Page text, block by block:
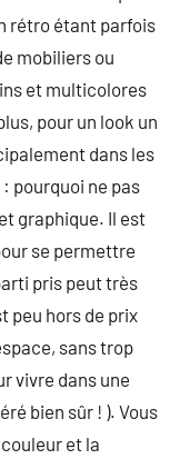
rétro étant parfois
mobiliers ou
et multicolores
pour un look un
dans les
pourquoi ne pas
graphique. Il est
se permettre
pris peut très
peu hors de prix
sans trop
vivre dans une
bien sûr ! ). Vous
et la